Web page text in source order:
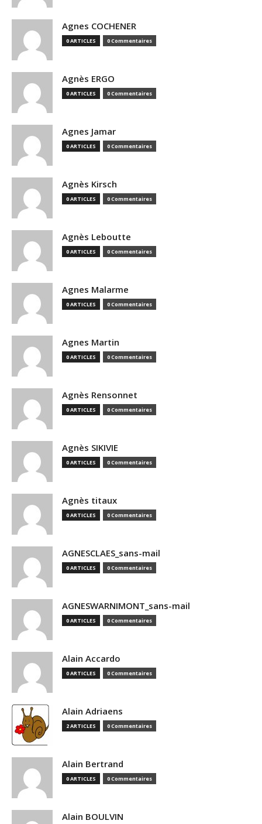
Agnes COCHENER
0 ARTICLES 0 Commentaires
Agnès ERGO
0 ARTICLES 0 Commentaires
Agnes Jamar
0 ARTICLES 0 Commentaires
Agnès Kirsch
0 ARTICLES 0 Commentaires
Agnès Leboutte
0 ARTICLES 0 Commentaires
Agnes Malarme
0 ARTICLES 0 Commentaires
Agnes Martin
0 ARTICLES 0 Commentaires
Agnès Rensonnet
0 ARTICLES 0 Commentaires
Agnès SIKIVIE
0 ARTICLES 0 Commentaires
Agnès titaux
0 ARTICLES 0 Commentaires
AGNESCLAES_sans-mail
0 ARTICLES 0 Commentaires
AGNESWARNIMONT_sans-mail
0 ARTICLES 0 Commentaires
Alain Accardo
0 ARTICLES 0 Commentaires
Alain Adriaens
2 ARTICLES 0 Commentaires
Alain Bertrand
0 ARTICLES 0 Commentaires
Alain BOULVIN